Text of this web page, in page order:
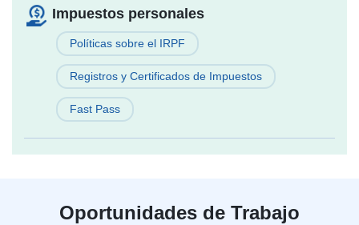
Impuestos personales
Políticas sobre el IRPF
Registros y Certificados de Impuestos
Fast Pass
Oportunidades de Trabajo